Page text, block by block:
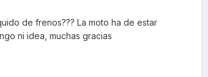
de frenos??? La moto ha de estar
ni idea, muchas gracias